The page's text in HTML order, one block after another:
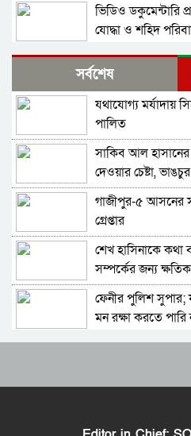
ভিডিও ডকুমেন্টারি
যোদ্ধা ও শহিদ
সাবেক প্রধানমন্ত্রী
দেন যারা,
মন্ত্রিসভা থেকে
আলোচনায় যেসব নাম
সংবিধান থেকে
রহমানের ‘জাতির
চিফ প্রসিকিউটর;
প্রচারে আইনগত বাধা
ইরাক সফরে হঠাৎ
আরাগচি
শেখ হাসিনার
কোনও সম্পর্ক নেই:
সর্বশেষ
যথাযোগ্য মর্যাদায়
পালিত
সাকিব আল
দেওয়ার চেষ্টা, ভাঙচুর
গাজীপুর-৫ আসনের
গ্রেপ্তার
শেখ হাসিনাকে
সম্পর্কের জন্য
ফেনীর পুলিশ
মন রক্ষা করতে পারি
Moulvibazar